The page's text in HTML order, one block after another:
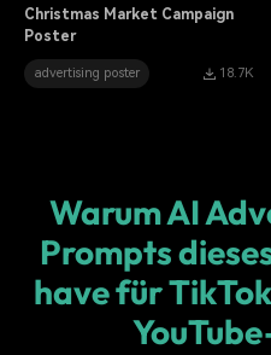
Christmas Market Campaign
Poster
advertising poster 18.7K
Warum AI
Prompts
have für